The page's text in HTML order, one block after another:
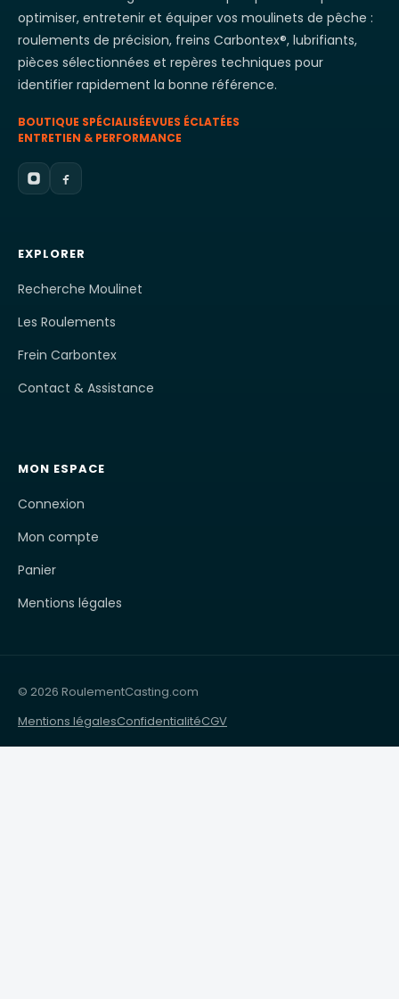
optimiser, entretenir et équiper vos moulinets de pêche :
roulements de précision, freins Carbontex®, lubrifiants,
pièces sélectionnées et repères techniques pour
identifier rapidement la bonne référence.
BOUTIQUE SPÉCIALISÉEVUES ÉCLATÉES
ENTRETIEN & PERFORMANCE
EXPLORER
Recherche Moulinet
Les Roulements
Frein Carbontex
Contact & Assistance
MON ESPACE
Connexion
Mon compte
Panier
Mentions légales
© 2026 RoulementCasting.com
Mentions légalesConfidentialitéCGV